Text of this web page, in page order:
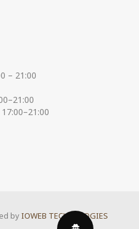
– 21:00
byIOWEB TECHNOLOGIES